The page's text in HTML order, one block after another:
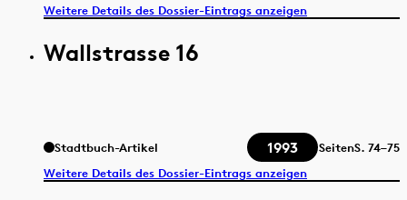
Weitere Details des Dossier-Eintrags anzeigen
Wallstrasse 16
Stadtbuch-Artikel 1993 SeitenS. 74–75
Weitere Details des Dossier-Eintrags anzeigen